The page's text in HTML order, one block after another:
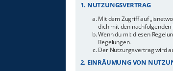
1. NUTZUNGSVERTRAG
Mit dem Zugriff auf
dich mit den
Wenn du mit diesen
Regelungen.
Der Nutzungsvertrag wird
2. EINRÄUMUNG VON